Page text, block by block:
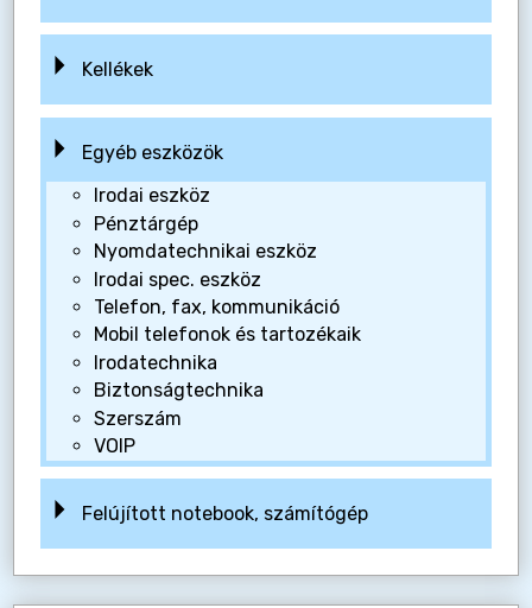
Kellékek
Egyéb eszközök
Irodai eszköz
Pénztárgép
Nyomdatechnikai eszköz
Irodai spec. eszköz
Telefon, fax, kommunikáció
Mobil telefonok és tartozékaik
Irodatechnika
Biztonságtechnika
Szerszám
VOIP
Felújított notebook, számítógép